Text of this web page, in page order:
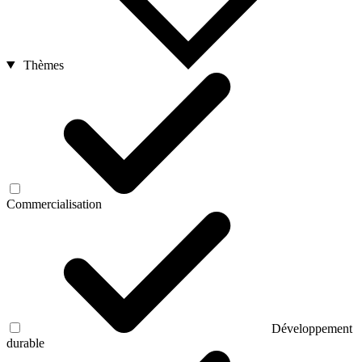
Thèmes
Commercialisation
Développement
durable